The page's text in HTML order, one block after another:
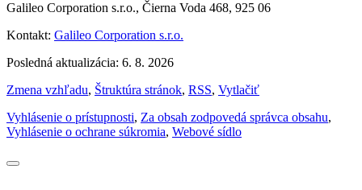
Galileo Corporation s.r.o., Čierna Voda 468, 925 06
Kontakt: Galileo Corporation s.r.o.
Posledná aktualizácia: 6. 8. 2026
Zmena vzhľadu, Štruktúra stránok, RSS, Vytlačiť
Vyhlásenie o prístupnosti, Za obsah zodpovedá správca obsahu,
Vyhlásenie o ochrane súkromia, Webové sídlo